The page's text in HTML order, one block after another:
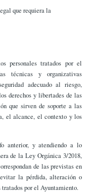
que requiera la
personales tratados por el
técnicas y organizativas
adecuado al riesgo,
derechos y libertades de las
que sirven de soporte a las
el alcance, el contexto y los
anterior, y atendiendo a lo
de la Ley Orgánica 3/2018,
de las previstas en
la pérdida, alteración o
tratados por el Ayuntamiento.